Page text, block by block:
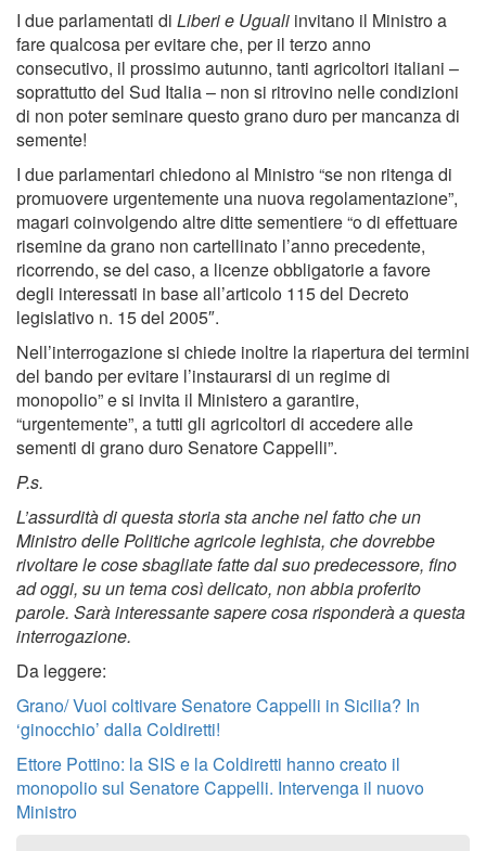
I due parlamentati di Liberi e Uguali invitano il Ministro a
fare qualcosa per evitare che, per il terzo anno
consecutivo, il prossimo autunno, tanti agricoltori italiani –
soprattutto del Sud Italia – non si ritrovino nelle condizioni
di non poter seminare questo grano duro per mancanza di
semente!
I due parlamentari chiedono al Ministro “se non ritenga di
promuovere urgentemente una nuova regolamentazione”,
magari coinvolgendo altre ditte sementiere “o di effettuare
risemine da grano non cartellinato l’anno precedente,
ricorrendo, se del caso, a licenze obbligatorie a favore
degli interessati in base all’articolo 115 del Decreto
legislativo n. 15 del 2005″.
Nell’interrogazione si chiede inoltre la riapertura dei termini
del bando per evitare l’instaurarsi di un regime di
monopolio” e si invita il Ministero a garantire,
“urgentemente”, a tutti gli agricoltori di accedere alle
sementi di grano duro Senatore Cappelli”.
P.s.
L’assurdità di questa storia sta anche nel fatto che un
Ministro delle Politiche agricole leghista, che dovrebbe
rivoltare le cose sbagliate fatte dal suo predecessore, fino
ad oggi, su un tema così delicato, non abbia proferito
parole. Sarà interessante sapere cosa risponderà a questa
interrogazione.
Da leggere:
Grano/ Vuoi coltivare Senatore Cappelli in Sicilia? In
‘ginocchio’ dalla Coldiretti!
Ettore Pottino: la SIS e la Coldiretti hanno creato il
monopolio sul Senatore Cappelli. Intervenga il nuovo
Ministro